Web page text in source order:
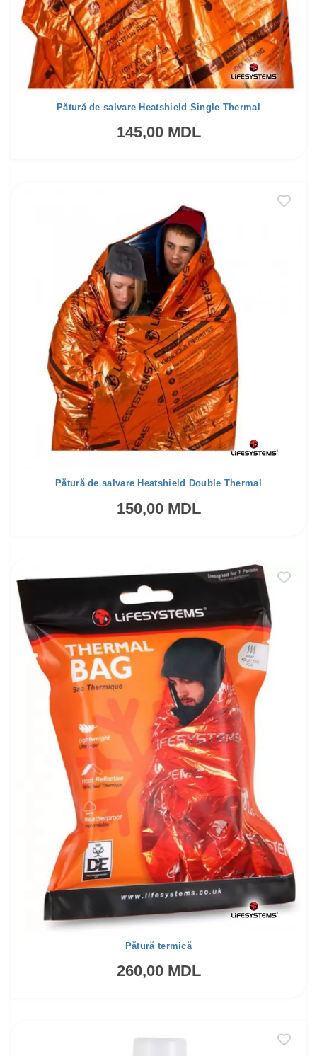
Pătură de salvare Heatshield Single Thermal
145,00 MDL
Pătură de salvare Heatshield Double Thermal
150,00 MDL
Pătură termică
260,00 MDL